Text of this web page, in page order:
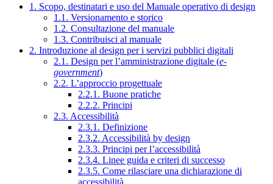
1. Scopo, destinatari e uso del Manuale operativo di design
1.1. Versionamento e storico
1.2. Consultazione del manuale
1.3. Contribuisci al manuale
2. Introduzione al design per i servizi pubblici digitali
2.1. Design per l’amministrazione digitale (e-
government)
2.2. L’approccio progettuale
2.2.1. Buone pratiche
2.2.2. Principi
2.3. Accessibilità
2.3.1. Definizione
2.3.2. Accessibilità by design
2.3.3. Principi per l’accessibilità
2.3.4. Linee guida e criteri di successo
2.3.5. Come rilasciare una dichiarazione di
accessibilità